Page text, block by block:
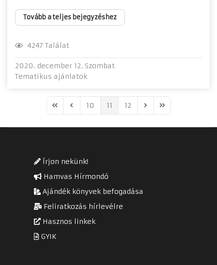
Tovább a teljes bejegyzéshez
4247 Találat
2020. december 12. Szombat
Tematikus ajánlatok
First PagePrevious Page
10 11 12 Next PageLast Page
Írjon nekünk!
Hamvas Hírmondó
Ajándék könyvek befogadása
Feliratkozás hírlevélre
Hasznos linkek
GYIK